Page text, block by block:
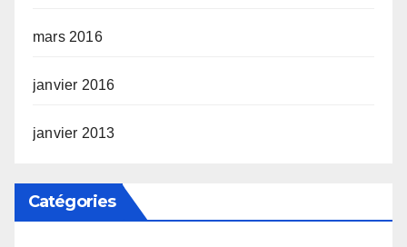
mars 2016
janvier 2016
janvier 2013
Catégories